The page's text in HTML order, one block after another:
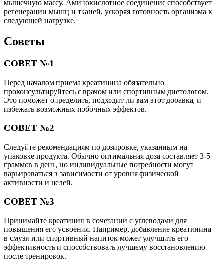
мышечную массу. Аминокислотное соединение способствует
регенерации мышц и тканей, ускоряя готовность организма к
следующей нагрузке.
Советы
СОВЕТ №1
Перед началом приема креатинина обязательно
проконсультируйтесь с врачом или спортивным диетологом.
Это поможет определить, подходит ли вам этот добавка, и
избежать возможных побочных эффектов.
СОВЕТ №2
Следуйте рекомендациям по дозировке, указанным на
упаковке продукта. Обычно оптимальная доза составляет 3-5
граммов в день, но индивидуальные потребности могут
варьироваться в зависимости от уровня физической
активности и целей.
СОВЕТ №3
Принимайте креатинин в сочетании с углеводами для
повышения его усвоения. Например, добавление креатинина
в смузи или спортивный напиток может улучшить его
эффективность и способствовать лучшему восстановлению
после тренировок.